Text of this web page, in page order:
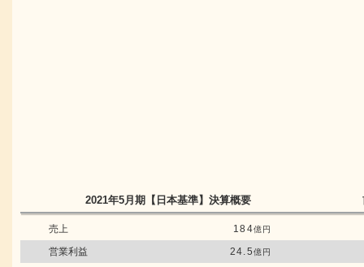
2021年5月期 【日本基準】 決算概要
売上 184億円
営業利益 24.5億円